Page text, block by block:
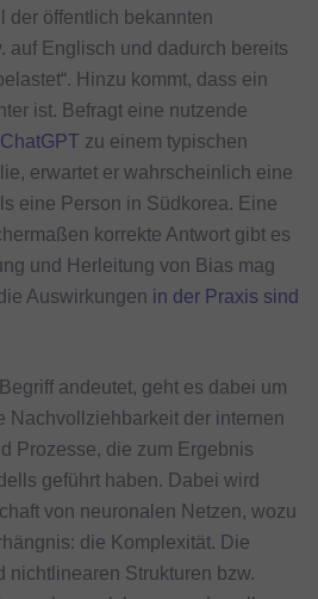
der öffentlich bekannten
auf Englisch und dadurch bereits
Hinzu kommt, dass ein
ist. Befragt eine nutzende
ChatGPT zu einem typischen
erwartet er wahrscheinlich eine
eine Person in Südkorea. Eine
korrekte Antwort gibt es
und Herleitung von Bias mag
Auswirkungen in der Praxis sind
andeutet, geht es dabei um
Nachvollziehbarkeit der internen
Prozesse, die zum Ergebnis
geführt haben. Dabei wird
von neuronalen Netzen, wozu
die Komplexität. Die
nichtlinearen Strukturen bzw.